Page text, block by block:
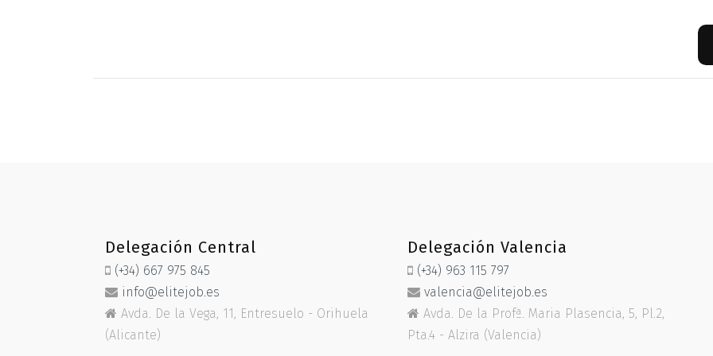
Delegación Central
(+34) 667 975 845
info@elitejob.es
Avda. De la Vega, 11, Entresuelo - Orihuela
(Alicante)
Delegación Valencia
(+34) 963 115 797
valencia@elitejob.es
Avda. De la Profª. Maria Plasencia, 5, Pl.2,
Pta.4 - Alzira (Valencia)